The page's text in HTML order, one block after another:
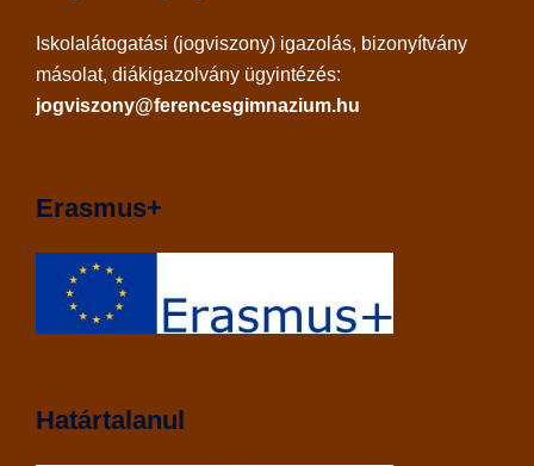
Iskolalátogatási (jogviszony) igazolás, bizonyítvány
másolat, diákigazolvány ügyintézés:
jogviszony@ferencesgimnazium.hu
Erasmus+
Határtalanul